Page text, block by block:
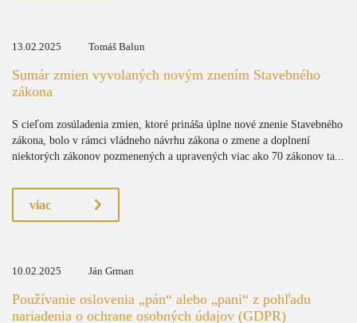
13.02.2025 Tomáš Balun
Sumár zmien vyvolaných novým znením Stavebného
zákona
S cieľom zosúladenia zmien, ktoré prináša úplne nové znenie Stavebného
zákona, bolo v rámci vládneho návrhu zákona o zmene a doplnení
niektorých zákonov pozmenených a upravených viac ako 70 zákonov ta...
viac
10.02.2025 Ján Grman
Používanie oslovenia „pán“ alebo „pani“ z pohľadu
nariadenia o ochrane osobných údajov (GDPR)